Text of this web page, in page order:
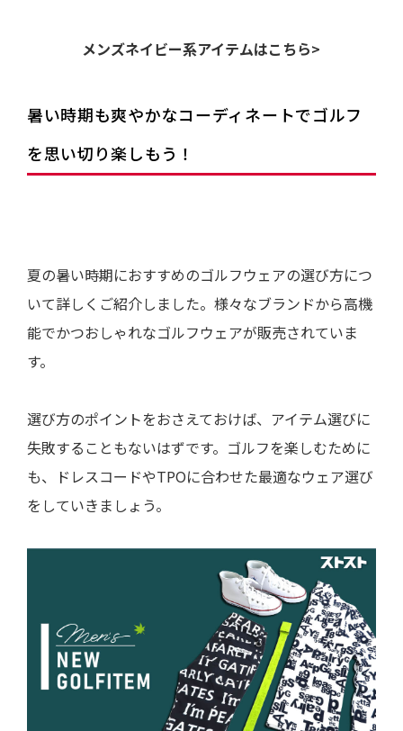
メンズネイビー系アイテムはこちら>
暑い時期も爽やかなコーディネートでゴルフ
を思い切り楽しもう！
夏の暑い時期におすすめのゴルフウェアの選び方につ
いて詳しくご紹介しました。様々なブランドから高機
能でかつおしゃれなゴルフウェアが販売されていま
す。
選び方のポイントをおさえておけば、アイテム選びに
失敗することもないはずです。ゴルフを楽しむために
も、ドレスコードやTPOに合わせた最適なウェア選び
をしていきましょう。